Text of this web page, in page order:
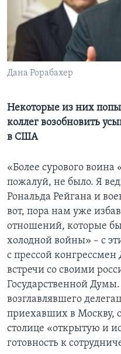
Learning English
СОЦИАЛЬНЫЕ СЕТИ
Языки
Дана Рорабахер
Некоторые из них
коллег возобновить
в США
«Более сурового
пожалуй, не было. Я
Рональда Рейгана и
вот, пора нам уже
отношений, которые
холодной войны» – с
с прессой конгрессмен
встречи со своими
Государственной
возглавлявшего
приехавших в Москву,
столице «открытую и
готовность к